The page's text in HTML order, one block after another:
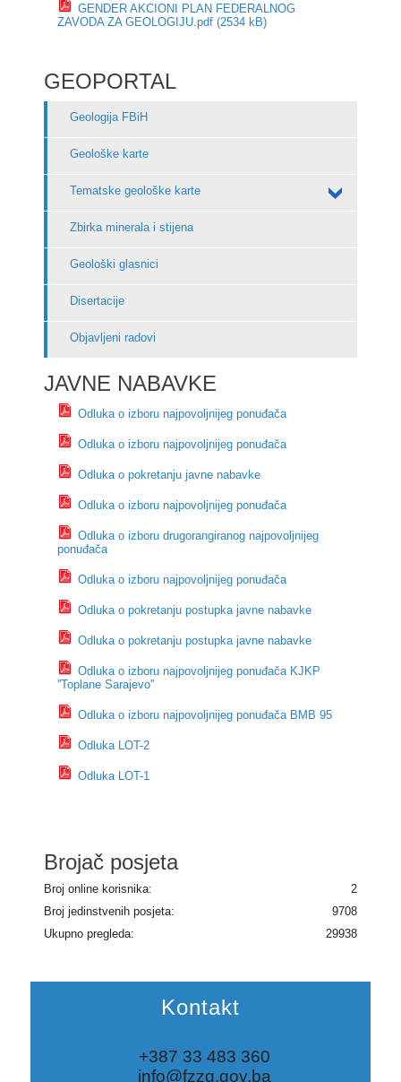
GENDER AKCIONI PLAN FEDERALNOG
ZAVODA ZA GEOLOGIJU.pdf (2534 kB)
GEOPORTAL
Geologija FBiH
Geološke karte
Tematske geološke karte
Zbirka minerala i stijena
Geološki glasnici
Disertacije
Objavljeni radovi
JAVNE NABAVKE
Odluka o izboru najpovoljnijeg ponuđača
Odluka o izboru najpovoljnijeg ponuđača
Odluka o pokretanju javne nabavke
Odluka o izboru najpovoljnijeg ponuđača
Odluka o izboru drugorangiranog najpovoljnijeg
ponuđača
Odluka o izboru najpovoljnijeg ponuđača
Odluka o pokretanju postupka javne nabavke
Odluka o pokretanju postupka javne nabavke
Odluka o izboru najpovoljnijeg ponuđača KJKP
''Toplane Sarajevo''
Odluka o izboru najpovoljnijeg ponuđača BMB 95
Odluka LOT-2
Odluka LOT-1
Brojač posjeta
Broj online korisnika:
2
Broj jedinstvenih posjeta:
9708
Ukupno pregleda:
29938
Kontakt
+387 33 483 360
info@fzzg.gov.ba